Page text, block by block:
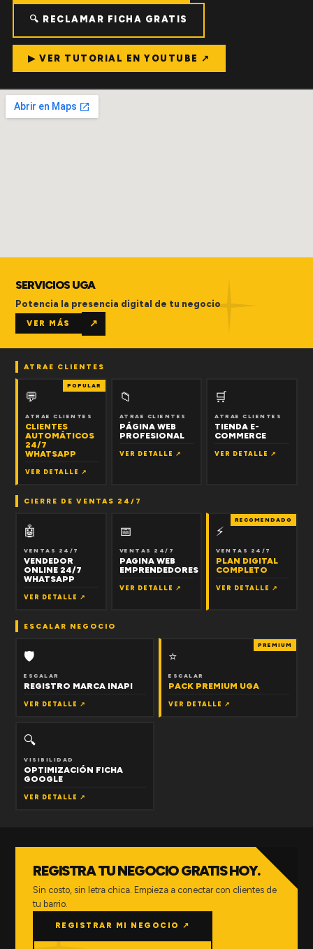
🔍 RECLAMAR FICHA GRATIS
▶ VER TUTORIAL EN YOUTUBE ↗
SERVICIOS UGA
Potencia la presencia digital de tu negocio
VER MÁS ↗
ATRAE CLIENTES
POPULAR
💬
ATRAE CLIENTES
CLIENTES
AUTOMÁTICOS
24/7
WHATSAPP
VER DETALLE ↗
📁
ATRAE CLIENTES
PÁGINA WEB
PROFESIONAL
VER DETALLE ↗
🛒
ATRAE CLIENTES
TIENDA E-
COMMERCE
VER DETALLE ↗
CIERRE DE VENTAS 24/7
🤖
VENTAS 24/7
VENDEDOR
ONLINE 24/7
WHATSAPP
VER DETALLE ↗
📅
VENTAS 24/7
PAGINA WEB
EMPRENDEDORES
VER DETALLE ↗
RECOMENDADO
⚡
VENTAS 24/7
PLAN DIGITAL
COMPLETO
VER DETALLE ↗
ESCALAR NEGOCIO
🛡
ESCALAR
REGISTRO MARCA INAPI
VER DETALLE ↗
PREMIUM
⭐
ESCALAR
PACK PREMIUM UGA
VER DETALLE ↗
🔍
VISIBILIDAD
OPTIMIZACIÓN FICHA
GOOGLE
VER DETALLE ↗
REGISTRA TU NEGOCIO GRATIS HOY.
Sin costo, sin letra chica. Empieza a conectar con clientes de
tu barrio.
REGISTRAR MI NEGOCIO ↗